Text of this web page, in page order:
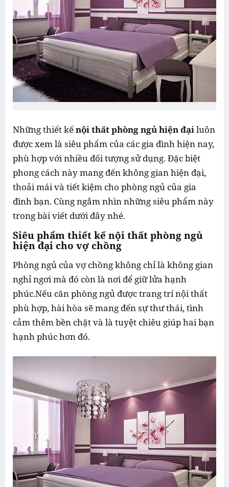
Những thiết kếnội thất phòng ngủ hiện đạiluôn
được xem là siêu phẩm của các gia đình hiện nay,
phù hợp với nhiều đối tượng sử dụng. Đặc biệt
phong cách này mang đến không gian hiện đại,
thoải mái và tiết kiệm cho phòng ngủ của gia
đình bạn. Cùng ngắm nhìn những siêu phẩm này
trong bài viết dưới đây nhé.
Siêu phẩm thiết kế nội thất phòng ngủ
hiện đại cho vợ chồng
Phòng ngủ của vợ chồng không chỉ là không gian
nghỉ ngơi mà đó còn là nơi để giữ lửa hạnh
phúc.Nếu căn phòng ngủ được trang trí nội thất
phù hợp, hài hòa sẽ mang đến sự thư thái, tình
cảm thêm bền chặt và là tuyệt chiêu giúp hai bạn
hạnh phúc hơn đó.